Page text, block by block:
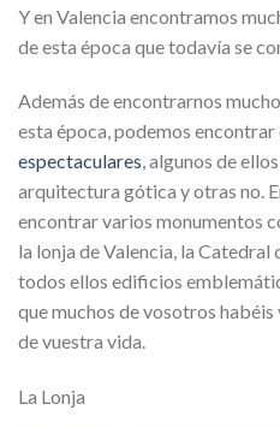
Y en Valencia encontramos
de esta época que todavía se
Además de encontrarnos
esta época, podemos
espectaculares, algunos de
arquitectura gótica y otras no.
encontrar varios monumentos
la lonja de Valencia, la
todos ellos edificios
que muchos de vosotros
de vuestra vida.
La Lonja